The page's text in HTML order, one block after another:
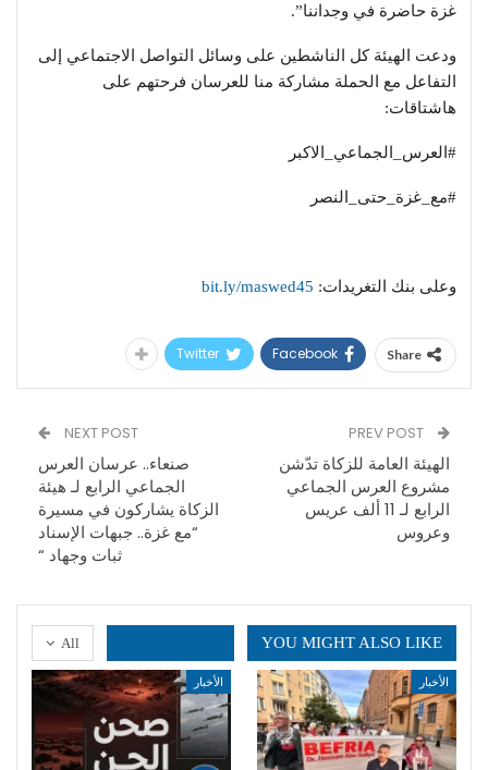
غزة حاضرة في وجداننا”.
ودعت الهيئة كل الناشطين على وسائل التواصل الاجتماعي إلى
التفاعل مع الحملة مشاركة منا للعرسان فرحتهم على
هاشتاقات:
#العرس_الجماعي_الاكبر
#مع_غزة_حتى_النصر
وعلى بنك التغريدات: bit.ly/maswed45
Share
Facebook
Twitter
الهيئة العامة للزكاة تدّشن
مشروع العرس الجماعي
الرابع لـ 11 ألف عريس
وعروس
NEXT POST
صنعاء.. عرسان العرس
الجماعي الرابع لـ هيئة
الزكاة يشاركون في مسيرة
“مع غزة.. جبهات الإسناد
ثبات وجهاد “
All YOU MIGHT ALSO LIKE
الأخبار الأخبار